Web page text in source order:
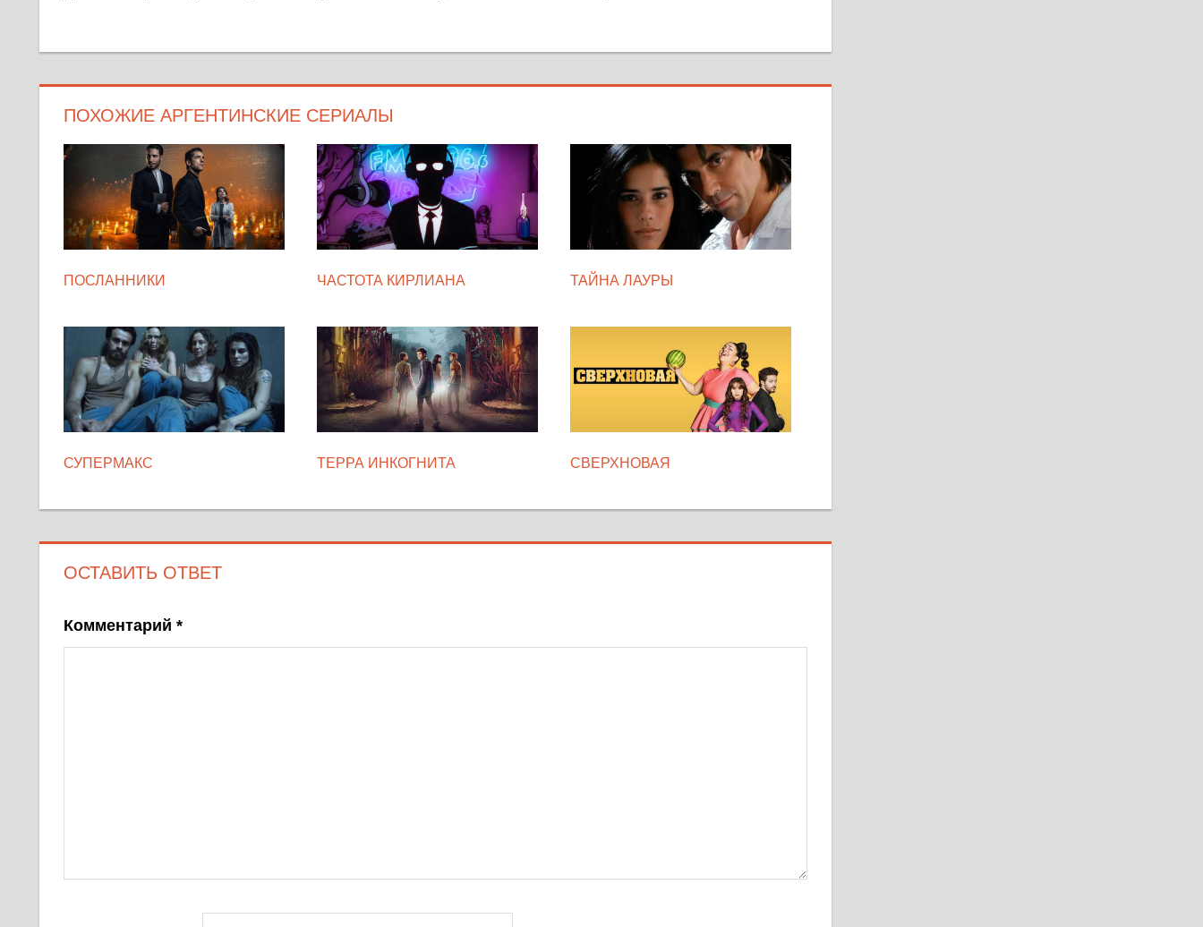
ПОХОЖИЕ АРГЕНТИНСКИЕ СЕРИАЛЫ
ПОСЛАННИКИ ЧАСТОТА КИРЛИАНА ТАЙНА ЛАУРЫ
СУПЕРМАКС ТЕРРА ИНКОГНИТА СВЕРХНОВАЯ
ОСТАВИТЬ ОТВЕТ
Комментарий *